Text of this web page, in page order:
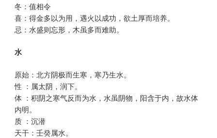
冬：值相令
喜：得金多以为用，遇火以成功，欲土厚而培养。
忌：水盛则忘形，木虽多而难助。
水
原始：北方阴极而生寒，寒乃生水。
性 ：属太阴，润下。
体 ：积阴之寒气反而为水，水虽阴物，阳含于内，故水体
内明。
质 ：沉潜
天干：壬癸属水。